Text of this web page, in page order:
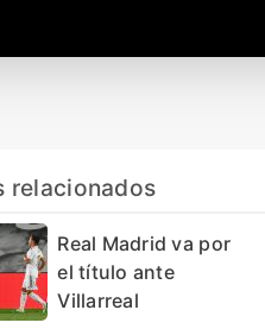
relacionados
Real Madrid va por
el título ante
Villarreal